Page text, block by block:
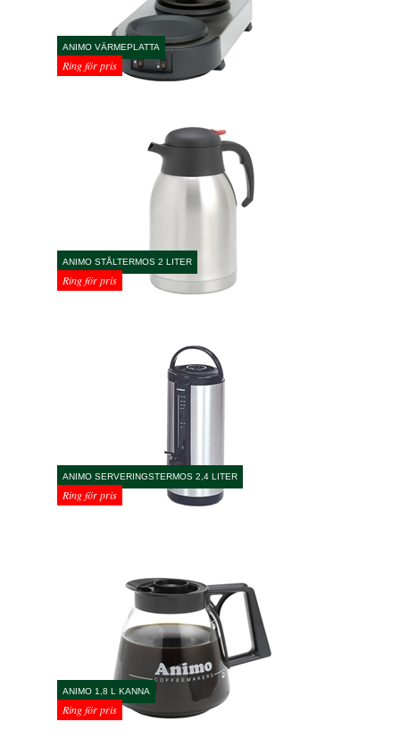
ANIMO VÄRMEPLATTA
Ring för pris
ANIMO STÅLTERMOS 2 LITER
Ring för pris
ANIMO SERVERINGSTERMOS 2,4 LITER
Ring för pris
ANIMO 1,8 L KANNA
Ring för pris